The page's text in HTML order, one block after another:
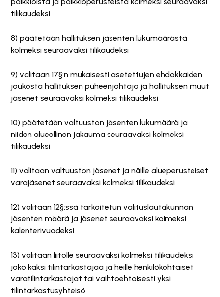
palkkioista ja palkkioperusteista kolmeksi seuraavaksi
tilikaudeksi
8) päätetään hallituksen jäsenten lukumäärästä
kolmeksi seuraavaksi tilikaudeksi
9) valitaan 17§:n mukaisesti asetettujen ehdokkaiden
joukosta hallituksen puheenjohtaja ja hallituksen muut
jäsenet seuraavaksi kolmeksi tilikaudeksi
10) päätetään valtuuston jäsenten lukumäärä ja
niiden alueellinen jakauma seuraavaksi kolmeksi
tilikaudeksi
11) valitaan valtuuston jäsenet ja näille alueperusteiset
varajäsenet seuraavaksi kolmeksi tilikaudeksi
12) valitaan 12§:ssä tarkoitetun valituslautakunnan
jäsenten määrä ja jäsenet seuraavaksi kolmeksi
kalenterivuodeksi
13) valitaan liitolle seuraavaksi kolmeksi tilikaudeksi
joko kaksi tilintarkastajaa ja heille henkilökohtaiset
varatilintarkastajat tai vaihtoehtoisesti yksi
tilintarkastusyhteisö